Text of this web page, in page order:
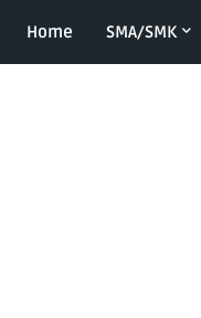
Home SMA/SMK